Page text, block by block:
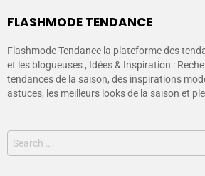
FLASHMODE TENDANCE
Flashmode Tendance la plateforme des
et les blogueuses , Idées & Inspiration :
tendances de la saison, des inspirations
astuces, les meilleurs looks de la saison et